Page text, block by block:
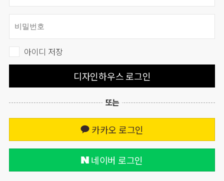
아이디 저장
디자인하우스 로그인
또는
카카오 로그인
네이버 로그인